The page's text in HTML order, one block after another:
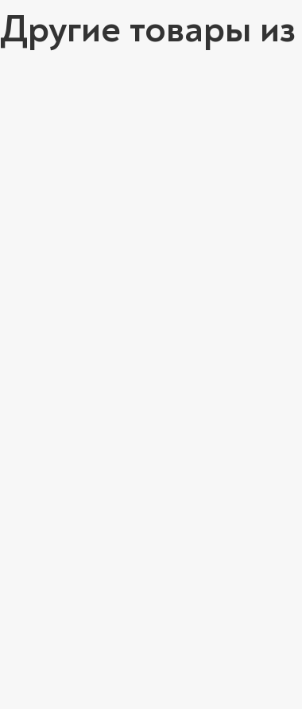
Другие товары из